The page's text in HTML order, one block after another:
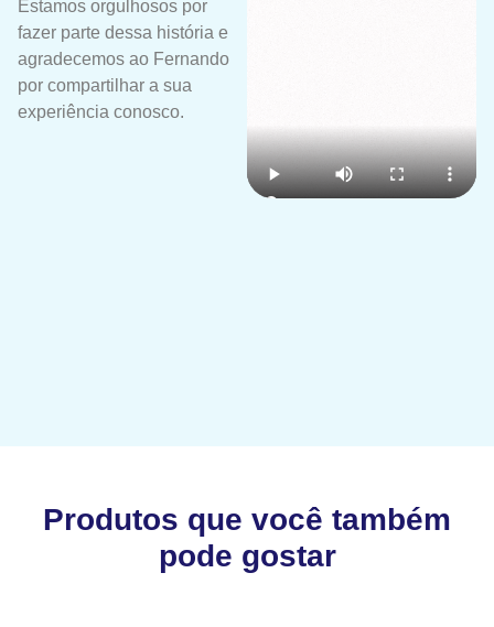
Estamos orgulhosos por
fazer parte dessa história e
agradecemos ao Fernando
por compartilhar a sua
experiência conosco.
Produtos que você também
pode gostar